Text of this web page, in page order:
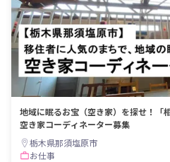
地域に眠るお宝（空き家）を探せ！
空き家コーディネーター募集
栃木県那須塩原市
お仕事